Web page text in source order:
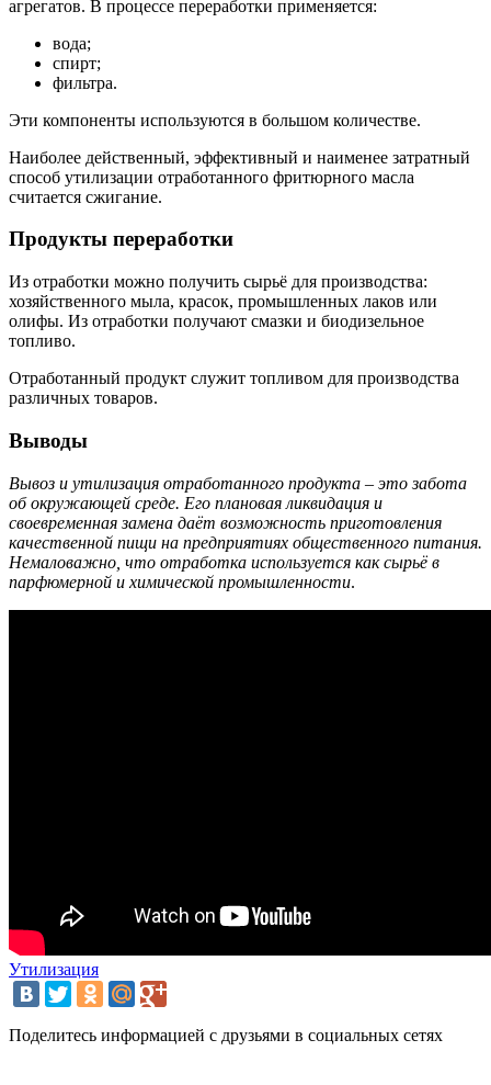
агрегатов. В процессе переработки применяется:
вода;
спирт;
фильтра.
Эти компоненты используются в большом количестве.
Наиболее действенный, эффективный и наименее затратный
способ утилизации отработанного фритюрного масла
считается сжигание.
Продукты переработки
Из отработки можно получить сырьё для производства:
хозяйственного мыла, красок, промышленных лаков или
олифы. Из отработки получают смазки и биодизельное
топливо.
Отработанный продукт служит топливом для производства
различных товаров.
Выводы
Вывоз и утилизация отработанного продукта – это забота
об окружающей среде. Его плановая ликвидация и
своевременная замена даёт возможность приготовления
качественной пищи на предприятиях общественного питания.
Немаловажно, что отработка используется как сырьё в
парфюмерной и химической промышленности.
Утилизация
Поделитесь информацией с друзьями в социальных сетях